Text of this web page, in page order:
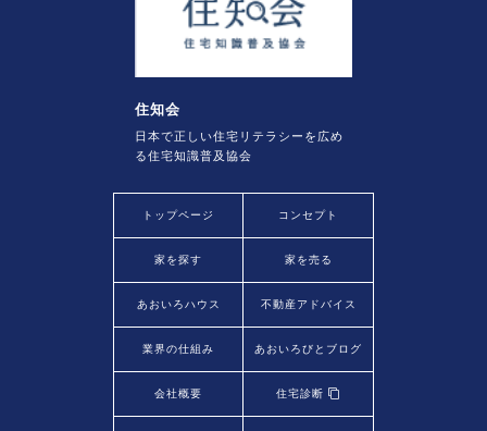
住知会
日本で正しい住宅リテラシーを広め
る住宅知識普及協会
トップページ コンセプト
家を探す 家を売る
あおいろハウス 不動産アドバイス
業界の仕組み あおいろびとブログ
会社概要 住宅診断